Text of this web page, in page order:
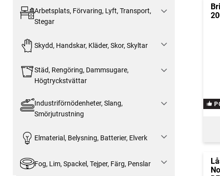
Arbetsplats, Förvaring, Lyft, Transport,
Stegar
Skydd, Handskar, Kläder, Skor, Skyltar
Städ, Rengöring, Dammsugare,
Högtryckstvättar
Industriförnödenheter, Slang,
Smörjutrustning
Elmaterial, Belysning, Batterier, Elverk
Fog, Lim, Spackel, Tejper, Färg, Penslar